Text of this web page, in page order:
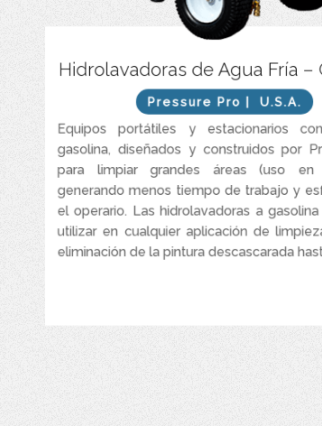
Hidrolavadoras de Agua Fría –
Pressure Pro | U.S.A.
Equipos portátiles y estacionarios
gasolina, diseñados y construidos por
para limpiar grandes áreas (uso en
generando menos tiempo de trabajo y
el operario. Las hidrolavadoras a
utilizar en cualquier aplicación de
eliminación de la pintura descascarada
Caudales entres
Presiones entre